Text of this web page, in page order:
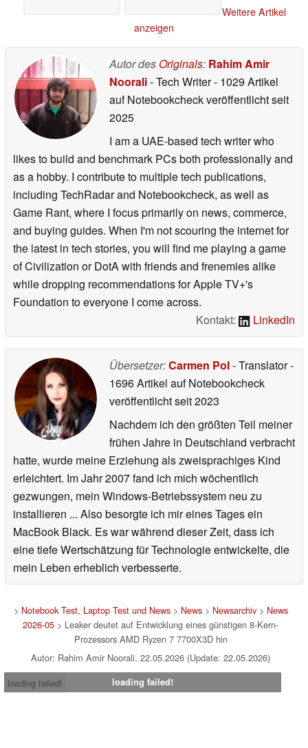
Weitere Artikel
anzeigen
Autor des Originals: Rahim Amir
Noorali- Tech Writer- 1029 Artikel
auf Notebookcheck veröffentlichtseit
2025
I am a UAE-based tech writer who
likes to build and benchmark PCs both professionally and
as a hobby. I contribute to multiple tech publications,
including TechRadar and Notebookcheck, as well as
Game Rant, where I focus primarily on news, commerce,
and buying guides. When I'm not scouring the internet for
the latest in tech stories, you will find me playing a game
of Civilization or DotA with friends and frenemies alike
while dropping recommendations for Apple TV+'s
Foundation to everyone I come across.
Kontakt:
LinkedIn
Übersetzer:Carmen Pol- Translator-
1696 Artikel auf Notebookcheck
veröffentlichtseit 2023
Nachdem ich den größten Teil meiner
frühen Jahre in Deutschland verbracht
hatte, wurde meine Erziehung als zweisprachiges Kind
erleichtert. Im Jahr 2007 fand ich mich wöchentlich
gezwungen, mein Windows-Betriebssystem neu zu
installieren ... Also besorgte ich mir eines Tages ein
MacBook Black. Es war während dieser Zeit, dass ich
eine tiefe Wertschätzung für Technologie entwickelte, die
mein Leben erheblich verbesserte.
> Notebook Test, Laptop Test und News> News> Newsarchiv> News
2026-05 > Leaker deutet auf Entwicklung eines günstigen 8-Kern-
Prozessors AMD Ryzen 7 7700X3D hin
Autor: Rahim Amir Noorali, 22.05.2026 (Update: 22.05.2026)
loading failed!
loading failed!